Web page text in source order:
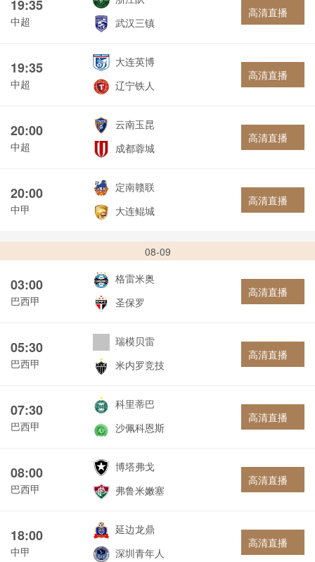
19:35
中超
武汉三镇
高清直播
19:35
中超
大连英博
辽宁铁人
高清直播
20:00
中超
云南玉昆
成都蓉城
高清直播
20:00
中甲
定南赣联
大连鲲城
高清直播
08-09
03:00
巴西甲
格雷米奥
圣保罗
高清直播
05:30
巴西甲
瑞模贝雷
米内罗竞技
高清直播
07:30
巴西甲
科里蒂巴
沙佩科恩斯
高清直播
08:00
巴西甲
博塔弗戈
弗鲁米嫩塞
高清直播
18:00
中甲
延边龙鼎
深圳青年人
高清直播